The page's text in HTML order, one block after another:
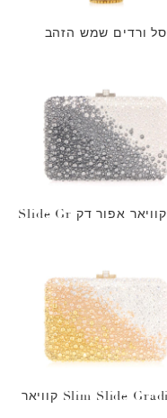
סל ורדים שמש הזהב
תיק קוויאר אפור דק Slide Gr
Slim Slide Gradient קוויאר